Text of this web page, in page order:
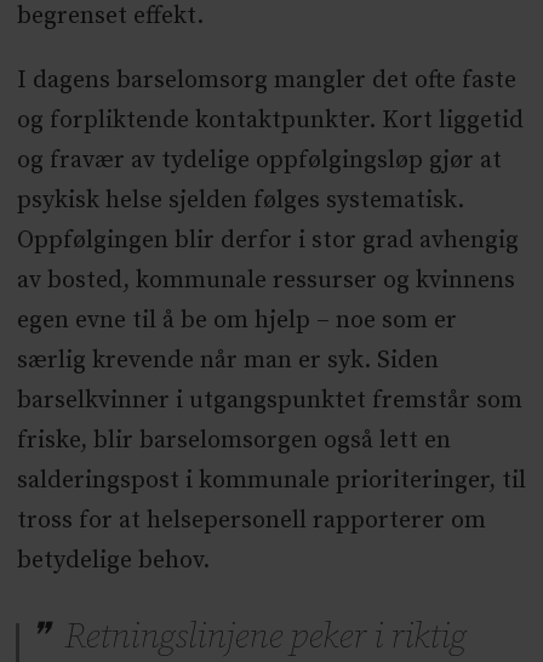
begrenset effekt.
I dagens barselomsorg mangler det ofte faste
og forpliktende kontaktpunkter. Kort liggetid
og fravær av tydelige oppfølgingsløp gjør at
psykisk helse sjelden følges systematisk.
Oppfølgingen blir derfor i stor grad avhengig
av bosted, kommunale ressurser og kvinnens
egen evne til å be om hjelp – noe som er
særlig krevende når man er syk. Siden
barselkvinner i utgangspunktet fremstår som
friske, blir barselomsorgen også lett en
salderingspost i kommunale prioriteringer, til
tross for at helsepersonell rapporterer om
betydelige behov.
Retningslinjene peker i riktig